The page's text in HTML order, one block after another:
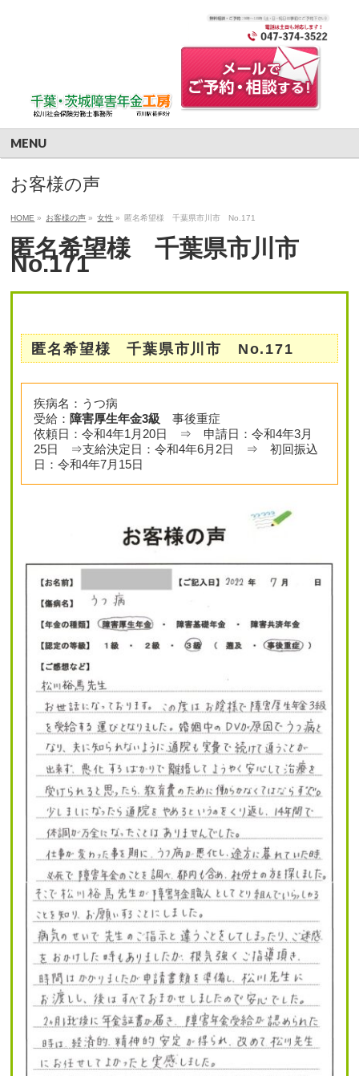
MENU
お客様の声
HOME » お客様の声 » 女性 » 匿名希望様 千葉県市川市 No.171
匿名希望様 千葉県市川市
No.171
匿名希望様 千葉県市川市 No.171
疾病名：うつ病
受給： 障害厚生年金3級 事後重症
依頼日：令和4年1月20日 ⇒ 申請日：令和4年3月
25日 ⇒支給決定日：令和4年6月2日 ⇒ 初回振込
日：令和4年7月15日